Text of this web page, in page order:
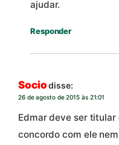
ajudar.
Responder
Socio disse:
26 de agosto de 2015 às 21:01
Edmar deve ser titular
concordo com ele